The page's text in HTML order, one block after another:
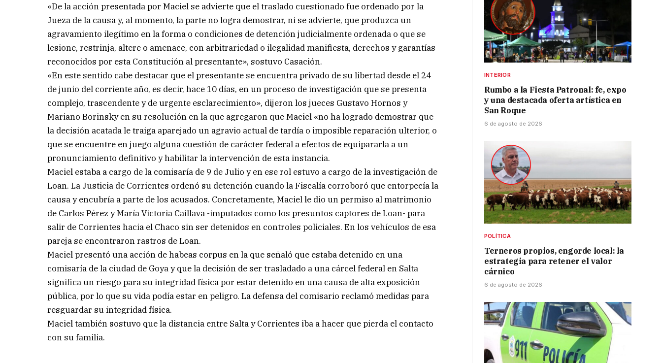
«De la acción presentada por Maciel se advierte que el traslado cuestionado fue ordenado por la
Jueza de la causa y, al momento, la parte no logra demostrar, ni se advierte, que produzca un
agravamiento ilegítimo en la forma o condiciones de detención judicialmente ordenada o que se
lesione, restrinja, altere o amenace, con arbitrariedad o ilegalidad manifiesta, derechos y garantías
reconocidos por esta Constitución al presentante», sostuvo Casación.
«En este sentido cabe destacar que el presentante se encuentra privado de su libertad desde el 24
de junio del corriente año, es decir, hace 10 días, en un proceso de investigación que se presenta
complejo, trascendente y de urgente esclarecimiento», dijeron los jueces Gustavo Hornos y
Mariano Borinsky en su resolución en la que agregaron que Maciel «no ha logrado demostrar que
la decisión acatada le traiga aparejado un agravio actual de tardía o imposible reparación ulterior, o
que se encuentre en juego alguna cuestión de carácter federal a efectos de equipararla a un
pronunciamiento definitivo y habilitar la intervención de esta instancia.
Maciel estaba a cargo de la comisaría de 9 de Julio y en ese rol estuvo a cargo de la investigación de
Loan. La Justicia de Corrientes ordenó su detención cuando la Fiscalía corroboró que entorpecía la
causa y encubría a parte de los acusados. Concretamente, Maciel le dio un permiso al matrimonio
de Carlos Pérez y María Victoria Caillava -imputados como los presuntos captores de Loan- para
salir de Corrientes hacia el Chaco sin ser detenidos en controles policiales. En los vehículos de esa
pareja se encontraron rastros de Loan.
Maciel presentó una acción de habeas corpus en la que señaló que estaba detenido en una
comisaría de la ciudad de Goya y que la decisión de ser trasladado a una cárcel federal en Salta
significa un riesgo para su integridad física por estar detenido en una causa de alta exposición
pública, por lo que su vida podía estar en peligro. La defensa del comisario reclamó medidas para
resguardar su integridad física.
Maciel también sostuvo que la distancia entre Salta y Corrientes iba a hacer que pierda el contacto
con su familia.
INTERIOR
Rumbo a la Fiesta Patronal: fe, expo
y una destacada oferta artística en
San Roque
6 de agosto de 2026
POLÍTICA
Terneros propios, engorde local: la
estrategia para retener el valor
cárnico
6 de agosto de 2026